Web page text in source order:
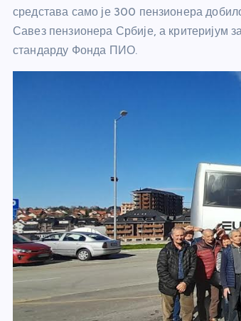
средстава само је 300 пензионера
Савез пензионера Србије, а критеријум
стандарду Фонда ПИО.